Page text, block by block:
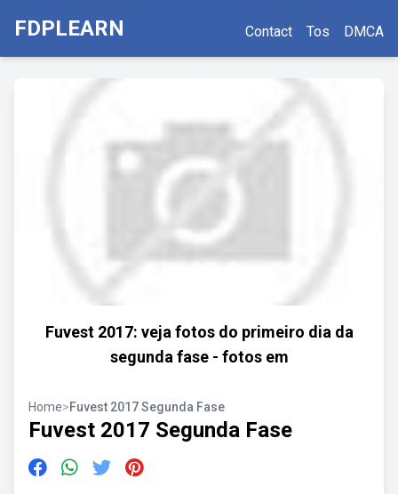
FDPLEARN Contact Tos DMCA
Fuvest 2017: veja fotos do primeiro dia da
segunda fase - fotos em
Home>Fuvest 2017 Segunda Fase
Fuvest 2017 Segunda Fase